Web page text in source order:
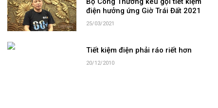
điện hưởng ứng Giờ Trái Đất 2021
25/03/2021
Tiết kiệm điện phải ráo riết hơn
20/12/2010